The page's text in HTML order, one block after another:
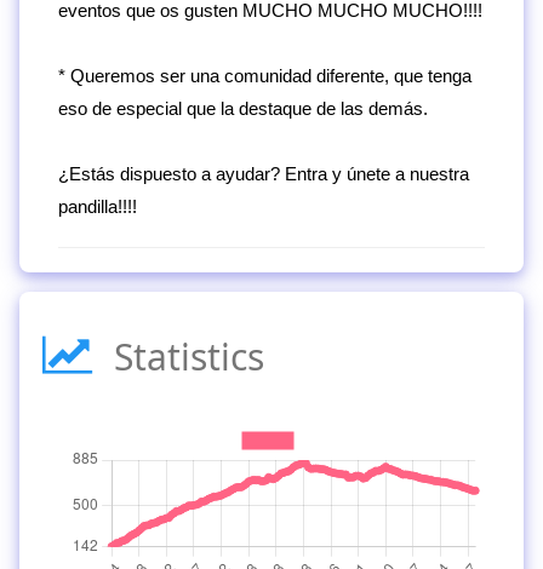
eventos que os gusten MUCHO MUCHO MUCHO!!!!
* Queremos ser una comunidad diferente, que tenga
eso de especial que la destaque de las demás.
¿Estás dispuesto a ayudar? Entra y únete a nuestra
pandilla!!!!
Statistics